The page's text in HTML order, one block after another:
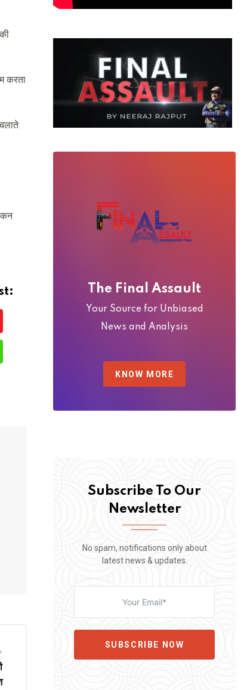
करता
The Final Assault
Your Source for Unbiased
News and Analysis
KNOW MORE
Subscribe To Our
Newsletter
No spam, notifications only about
latest news & updates.
SUBSCRIBE NOW